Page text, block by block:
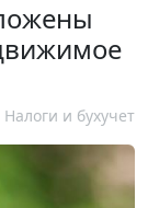
Налоги и бухучет